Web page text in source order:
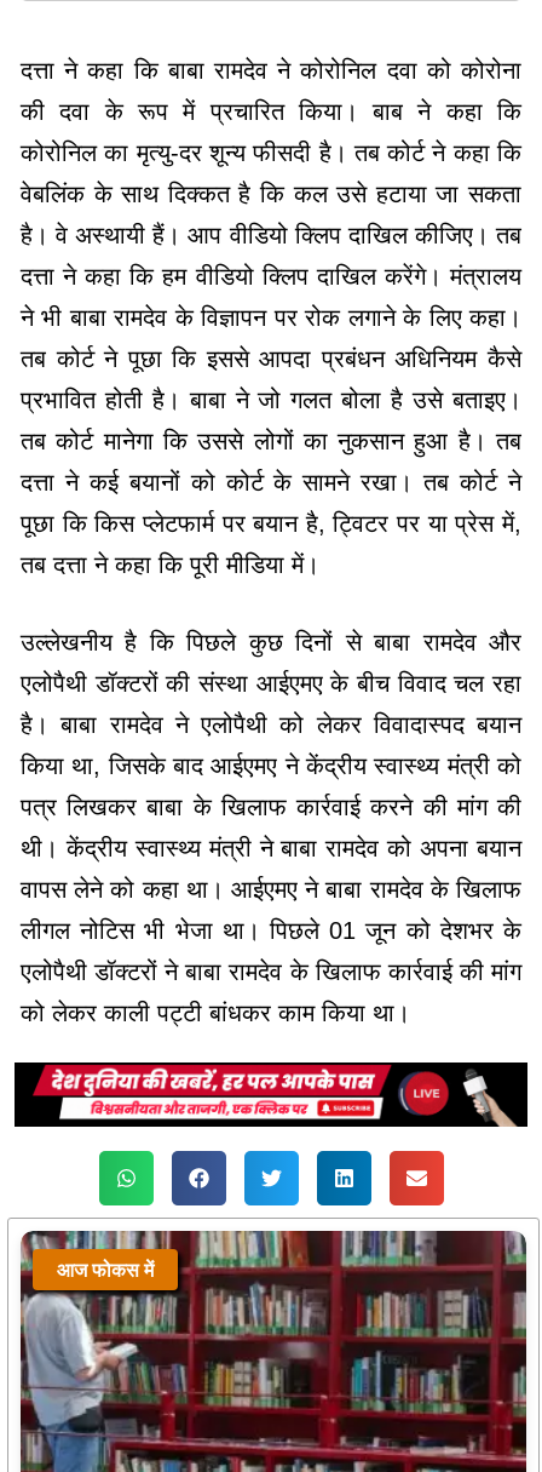
दत्ता ने कहा कि बाबा रामदेव ने कोरोनिल दवा को कोरोना
की दवा के रूप में प्रचारित किया। बाब ने कहा कि
कोरोनिल का मृत्यु-दर शून्य फीसदी है। तब कोर्ट ने कहा कि
वेबलिंक के साथ दिक्कत है कि कल उसे हटाया जा सकता
है। वे अस्थायी हैं। आप वीडियो क्लिप दाखिल कीजिए। तब
दत्ता ने कहा कि हम वीडियो क्लिप दाखिल करेंगे। मंत्रालय
ने भी बाबा रामदेव के विज्ञापन पर रोक लगाने के लिए कहा।
तब कोर्ट ने पूछा कि इससे आपदा प्रबंधन अधिनियम कैसे
प्रभावित होती है। बाबा ने जो गलत बोला है उसे बताइए।
तब कोर्ट मानेगा कि उससे लोगों का नुकसान हुआ है। तब
दत्ता ने कई बयानों को कोर्ट के सामने रखा। तब कोर्ट ने
पूछा कि किस प्लेटफार्म पर बयान है, ट्विटर पर या प्रेस में,
तब दत्ता ने कहा कि पूरी मीडिया में।
उल्लेखनीय है कि पिछले कुछ दिनों से बाबा रामदेव और
एलोपैथी डॉक्टरों की संस्था आईएमए के बीच विवाद चल रहा
है। बाबा रामदेव ने एलोपैथी को लेकर विवादास्पद बयान
किया था, जिसके बाद आईएमए ने केंद्रीय स्वास्थ्य मंत्री को
पत्र लिखकर बाबा के खिलाफ कार्रवाई करने की मांग की
थी। केंद्रीय स्वास्थ्य मंत्री ने बाबा रामदेव को अपना बयान
वापस लेने को कहा था। आईएमए ने बाबा रामदेव के खिलाफ
लीगल नोटिस भी भेजा था। पिछले 01 जून को देशभर के
एलोपैथी डॉक्टरों ने बाबा रामदेव के खिलाफ कार्रवाई की मांग
को लेकर काली पट्टी बांधकर काम किया था।
आज फोकस में